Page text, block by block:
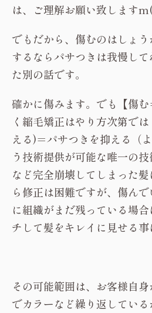
は、ご理解お願い致します
でもだから、傷むのはしょ
するならパサつきは我慢し
た別の話です。
確かに傷みます。でも【傷
く縮毛矯正はやり方次第で
える)＝パサつきを抑える（
う技術提供が可能な唯一の
など完全崩壊してしまった
ら修正は困難ですが、傷ん
に組織がまだ残っている場
チして髪をキレイに見せる
その可能範囲は、お客様自
でカラーなど繰り返してい